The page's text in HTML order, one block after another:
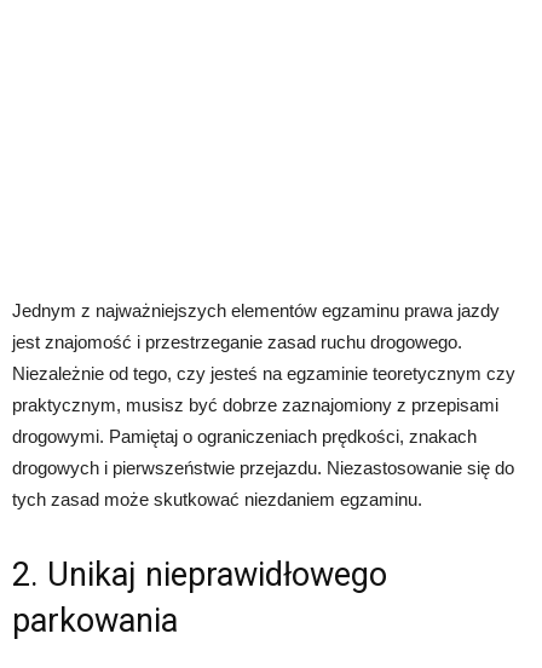
Jednym z najważniejszych elementów egzaminu prawa jazdy
jest znajomość i przestrzeganie zasad ruchu drogowego.
Niezależnie od tego, czy jesteś na egzaminie teoretycznym czy
praktycznym, musisz być dobrze zaznajomiony z przepisami
drogowymi. Pamiętaj o ograniczeniach prędkości, znakach
drogowych i pierwszeństwie przejazdu. Niezastosowanie się do
tych zasad może skutkować niezdaniem egzaminu.
2. Unikaj nieprawidłowego
parkowania